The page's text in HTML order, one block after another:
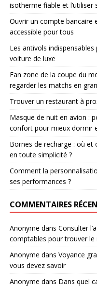
isotherme fiable et l’utiliser
Ouvrir un compte bancaire
accessible pour tous
Les antivols
voiture de luxe
Fan zone de la coupe du
regarder les matchs en
Trouver un restaurant à
Masque de nuit en avion :
confort pour mieux dormir
Bornes de recharge : où et
en toute simplicité ?
Comment la
ses performances ?
COMMENTAIRES
Anonyme dans Consulter
comptables pour trouver
Anonyme dans Voyance
vous devez savoir
Anonyme dans Dans quel